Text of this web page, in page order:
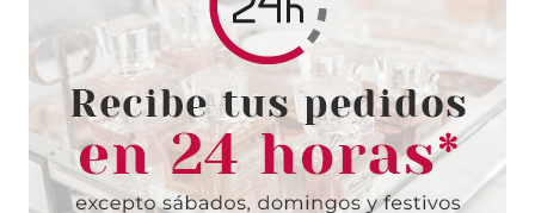
ESSENCE
ESSENCE PERFILADOR DE
LABIOS LARGA DURACION 08
GIRL NEXT DOOR
Pvr 2.20€
-10%
desde
1.97€